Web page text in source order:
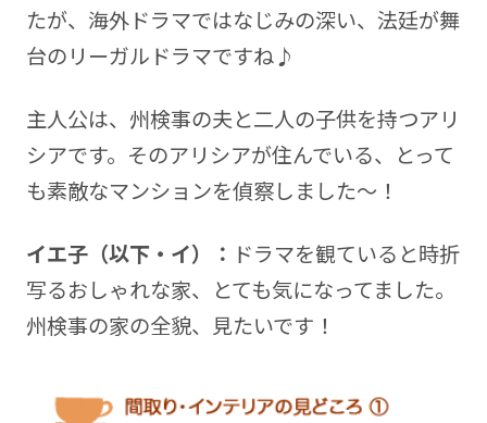
たが、海外ドラマではなじみの深い、法廷が舞
台のリーガルドラマですね♪
主人公は、州検事の夫と二人の子供を持つアリ
シアです。そのアリシアが住んでいる、とって
も素敵なマンションを偵察しました～！
イエ子（以下・イ）： ドラマを観ていると時折
写るおしゃれな家、とても気になってました。
州検事の家の全貌、見たいです！